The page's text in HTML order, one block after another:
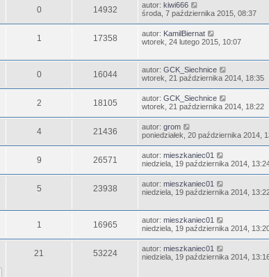
0 14932 autor: kiwi666
środa, 7 października 2015, 08:37
1 17358 autor: KamilBiernat
wtorek, 24 lutego 2015, 10:07
0 16044 autor: GCK_Siechnice
wtorek, 21 października 2014, 18:35
2 18105 autor: GCK_Siechnice
wtorek, 21 października 2014, 18:22
4 21436 autor: grom
poniedziałek, 20 października 2014,
9 26571 autor: mieszkaniec01
niedziela, 19 października 2014,
5 23938 autor: mieszkaniec01
niedziela, 19 października 2014,
1 16965 autor: mieszkaniec01
niedziela, 19 października 2014,
21 53224 autor: mieszkaniec01
niedziela, 19 października 2014,